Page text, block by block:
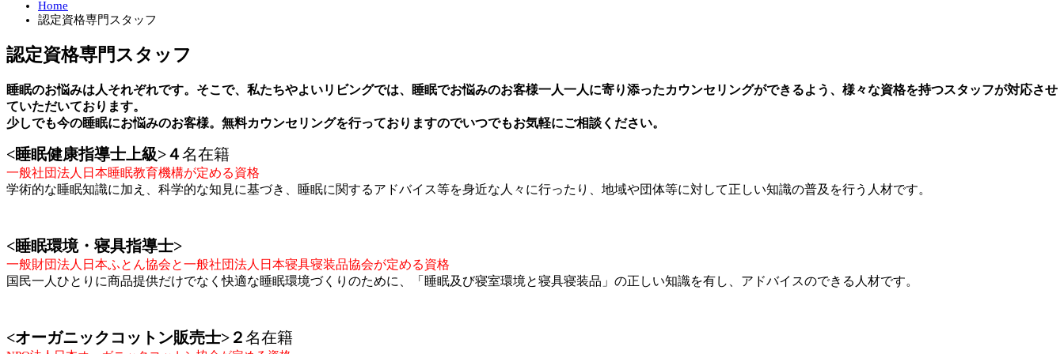
Home
認定資格専門スタッフ
認定資格専門スタッフ
睡眠のお悩みは人それぞれです。そこで、私たちやよいリビングでは、睡眠でお悩みのお客様一人一人に寄り添ったカウンセリングができるよう、様々な資格を持つスタッフが対応させ
ていただいております。
少しでも今の睡眠にお悩みのお客様。無料カウンセリングを行っておりますのでいつでもお気軽にご相談ください。
<睡眠健康指導士上級>４名在籍
一般社団法人日本睡眠教育機構が定める資格
学術的な睡眠知識に加え、科学的な知見に基づき、睡眠に関するアドバイス等を身近な人々に行ったり、地域や団体等に対して正しい知識の普及を行う人材です。
<睡眠環境・寝具指導士>
一般財団法人日本ふとん協会と一般社団法人日本寝具寝装品協会が定める資格
国民一人ひとりに商品提供だけでなく快適な睡眠環境づくりのために、「睡眠及び寝室環境と寝具寝装品」の正しい知識を有し、アドバイスのできる人材です。
<オーガニックコットン販売士>２名在籍